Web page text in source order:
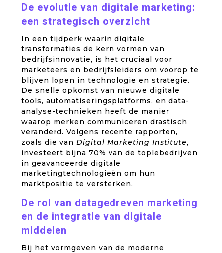
De evolutie van digitale marketing:
een strategisch overzicht
In een tijdperk waarin digitale
transformaties de kern vormen van
bedrijfsinnovatie, is het cruciaal voor
marketeers en bedrijfsleiders om voorop te
blijven lopen in technologie en strategie.
De snelle opkomst van nieuwe digitale
tools, automatiseringsplatforms, en data-
analyse-technieken heeft de manier
waarop merken communiceren drastisch
veranderd. Volgens recente rapporten,
zoals die van Digital Marketing Institute,
investeert bijna 70% van de toplebedrijven
in geavanceerde digitale
marketingtechnologieën om hun
marktpositie te versterken.
De rol van datagedreven marketing
en de integratie van digitale
middelen
Bij het vormgeven van de moderne